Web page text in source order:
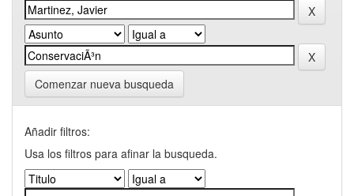
Comenzar nueva busqueda
Añadir filtros:
Usa los filtros para afinar la busqueda.